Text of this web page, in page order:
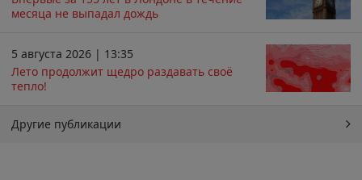
месяца не выпадал дождь
5 августа 2026 | 13:35
Лето продолжит щедро раздавать своё
тепло!
Другие публикации